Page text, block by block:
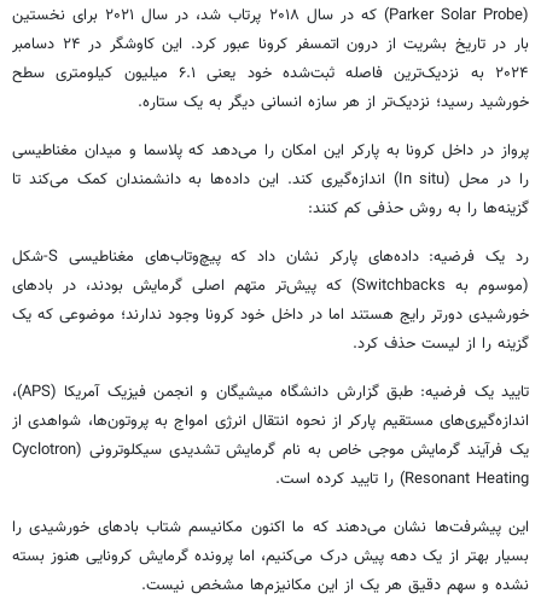
(Parker Solar Probe) که در سال ۲۰۱۸ پرتاب شد، در سال ۲۰۲۱ برای نخستین
بار در تاریخ بشریت از درون اتمسفر کرونا عبور کرد. این کاوشگر در ۲۴ دسامبر
۲۰۲۴ به نزدیک‌ترین فاصله ثبت‌شده خود یعنی ۶.۱ میلیون کیلومتری سطح
خورشید رسید؛ نزدیک‌تر از هر سازه انسانی دیگر به یک ستاره.
پرواز در داخل کرونا به پارکر این امکان را می‌دهد که پلاسما و میدان مغناطیسی
را در محل (In situ) اندازه‌گیری کند. این داده‌ها به دانشمندان کمک می‌کند تا
گزینه‌ها را به روش حذفی کم کنند:
رد یک فرضیه: داده‌های پارکر نشان داد که پیچ‌وتاب‌های مغناطیسی S-شکل
(موسوم به Switchbacks) که پیش‌تر متهم اصلی گرمایش بودند، در بادهای
خورشیدی دورتر رایج هستند اما در داخل خود کرونا وجود ندارند؛ موضوعی که یک
گزینه را از لیست حذف کرد.
تایید یک فرضیه: طبق گزارش دانشگاه میشیگان و انجمن فیزیک آمریکا (APS)،
اندازه‌گیری‌های مستقیم پارکر از نحوه انتقال انرژی امواج به پروتون‌ها، شواهدی از
یک فرآیند گرمایش موجی خاص به نام گرمایش تشدیدی سیکلوترونی (Cyclotron
Resonant Heating) را تایید کرده است.
این پیشرفت‌ها نشان می‌دهند که ما اکنون مکانیسم شتاب بادهای خورشیدی را
بسیار بهتر از یک دهه پیش درک می‌کنیم، اما پرونده گرمایش کرونایی هنوز بسته
نشده و سهم دقیق هر یک از این مکانیزم‌ها مشخص نیست.